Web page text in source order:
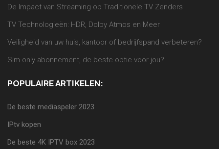
De Impact van Streaming op Traditionele TV Zenders
TV Technologieën: HDR, Dolby Atmos en Meer
Veiligheid van uw huis, kantoor of bedrijfspand verbeteren?
Sim only abonnement, de beste optie voor jou?
POPULAIRE ARTIKELEN:
De beste mediaspeler 2023
IPtv kopen
De beste 4K IPTV box 2023